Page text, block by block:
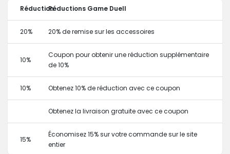
RéductionRéductions Game Duell
20% 20% de remise sur les accessoires
10%
Coupon pour obtenir une réduction supplémentaire
de 10%
10% Obtenez 10% de réduction avec ce coupon
Obtenez la livraison gratuite avec ce coupon
15%
Économisez 15% sur votre commande sur le site
entier